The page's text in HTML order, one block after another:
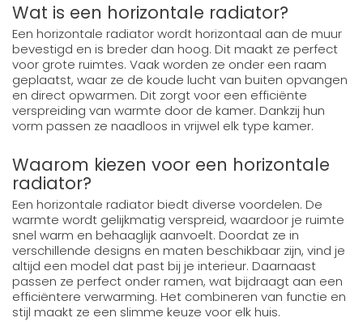
Wat is een horizontale radiator?
Een horizontale radiator wordt horizontaal aan de muur
bevestigd en is breder dan hoog. Dit maakt ze perfect
voor grote ruimtes. Vaak worden ze onder een raam
geplaatst, waar ze de koude lucht van buiten opvangen
en direct opwarmen. Dit zorgt voor een efficiënte
verspreiding van warmte door de kamer. Dankzij hun
vorm passen ze naadloos in vrijwel elk type kamer.
Waarom kiezen voor een horizontale
radiator?
Een horizontale radiator biedt diverse voordelen. De
warmte wordt gelijkmatig verspreid, waardoor je ruimte
snel warm en behaaglijk aanvoelt. Doordat ze in
verschillende designs en maten beschikbaar zijn, vind je
altijd een model dat past bij je interieur. Daarnaast
passen ze perfect onder ramen, wat bijdraagt aan een
efficiëntere verwarming. Het combineren van functie en
stijl maakt ze een slimme keuze voor elk huis.